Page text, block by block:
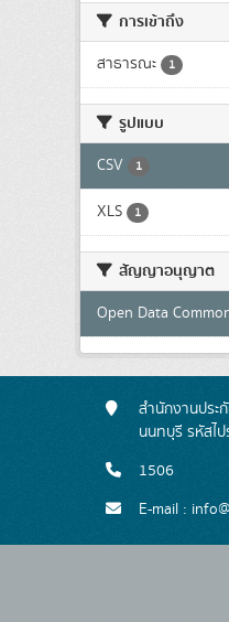
การเข้าถึง
สาธารณะ 1
รูปแบบ
CSV 1
XLS 1
สัญญาอนุญาต
Open Data
สำนักงานปร
นนทบุรี รหัสไ
1506
E-mail :